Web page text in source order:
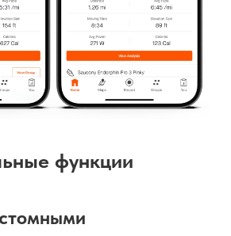
функции